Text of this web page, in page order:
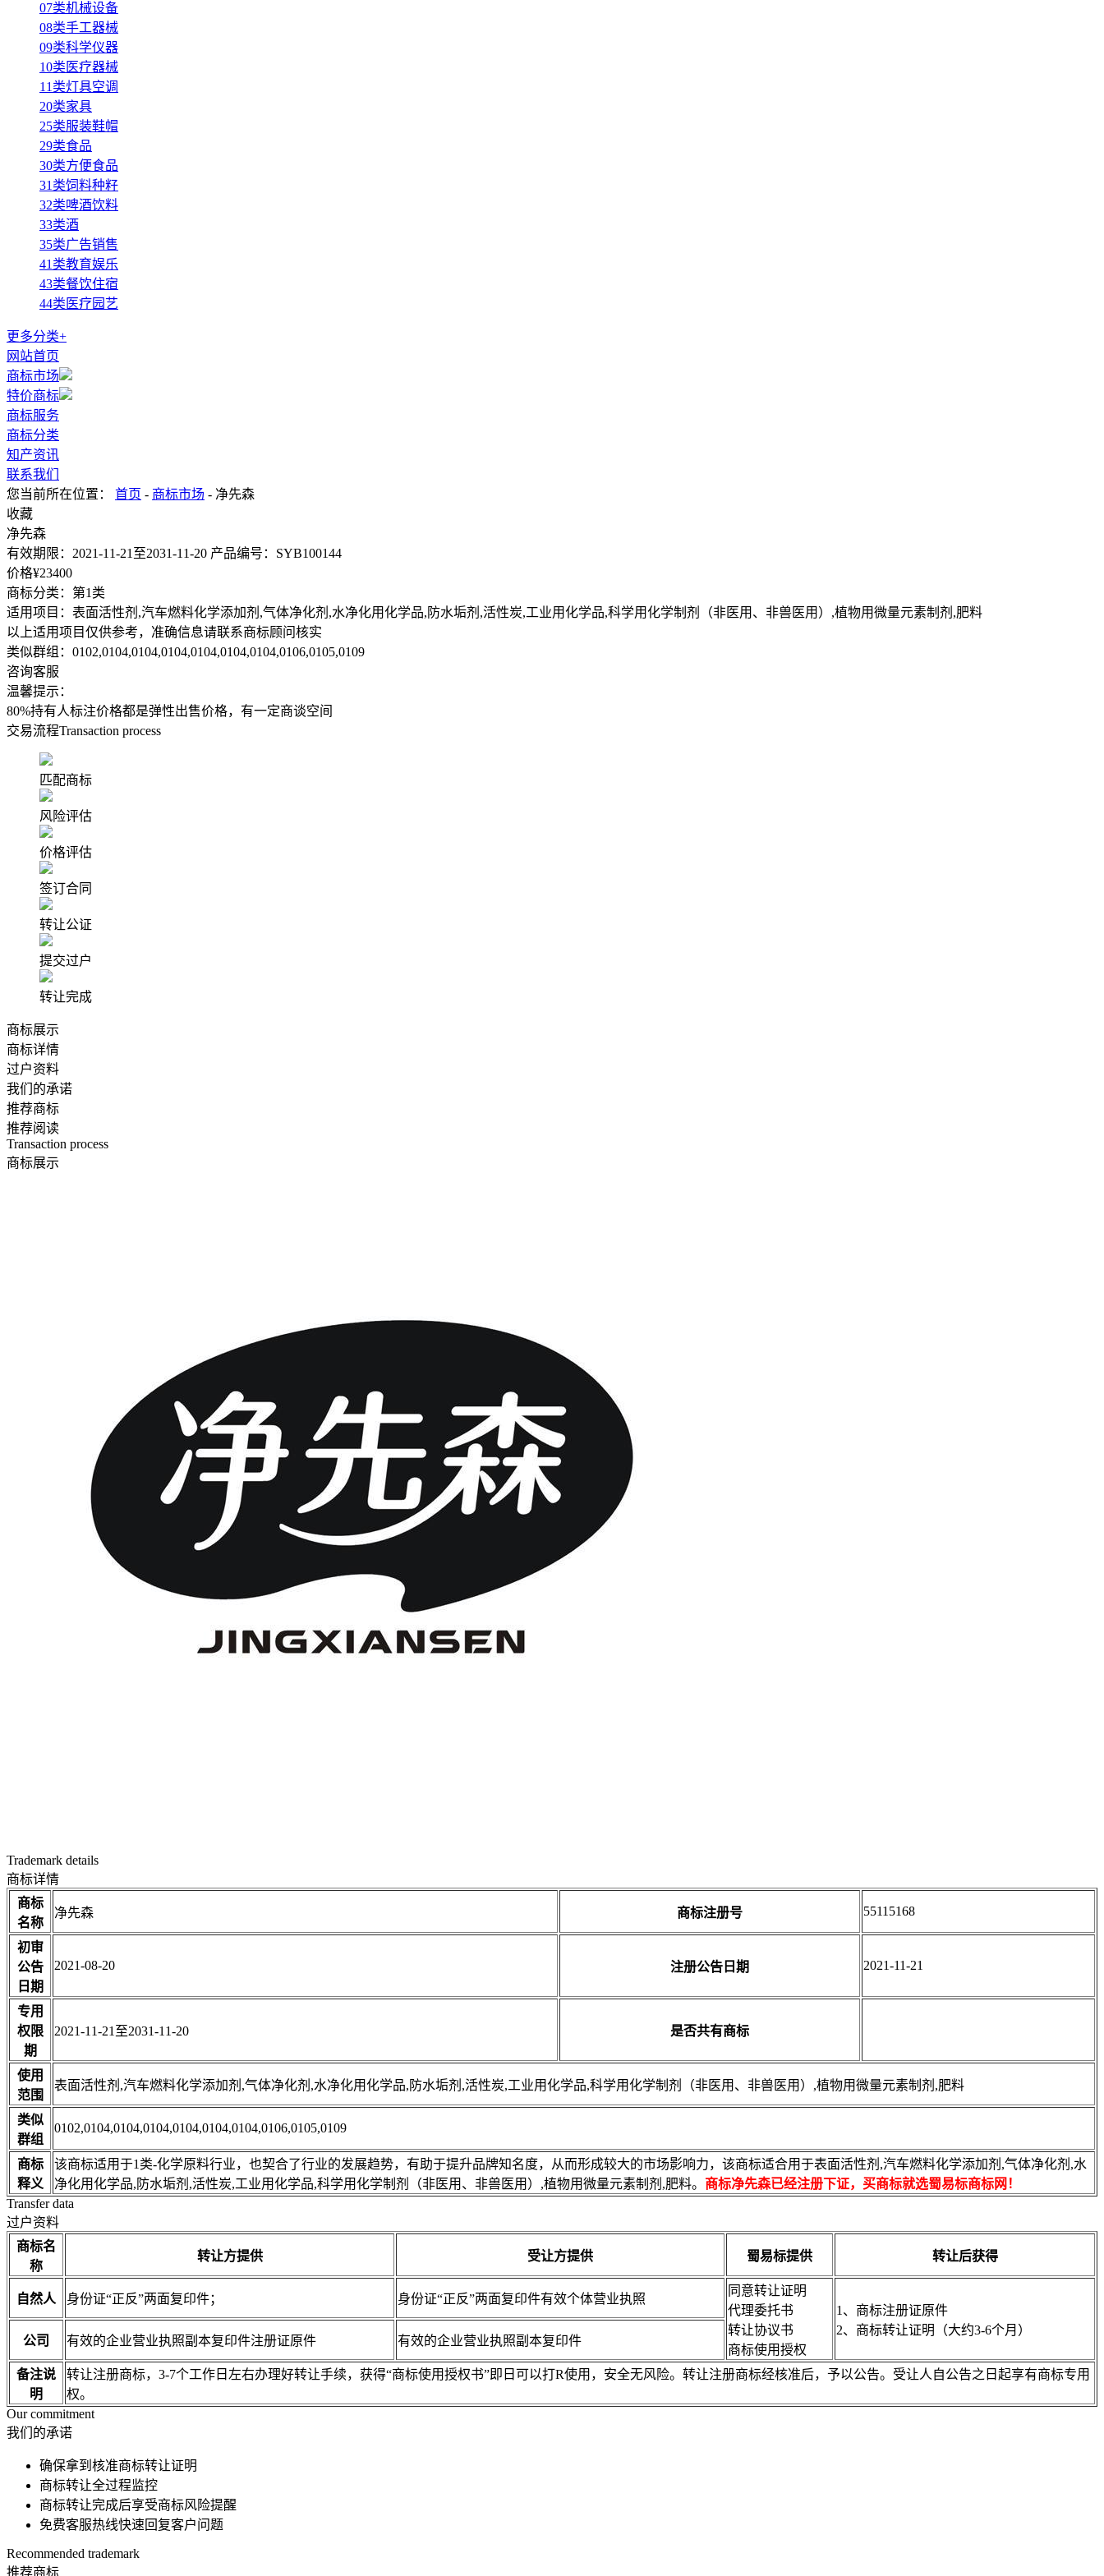
07类机械设备
08类手工器械
09类科学仪器
10类医疗器械
11类灯具空调
20类家具
25类服装鞋帽
29类食品
30类方便食品
31类饲料种籽
32类啤酒饮料
33类酒
35类广告销售
41类教育娱乐
43类餐饮住宿
44类医疗园艺
更多分类+
网站首页
商标市场
特价商标
商标服务
商标分类
知产资讯
联系我们
您当前所在位置： 首页 - 商标市场 - 净先森
收藏
净先森
有效期限： 2021-11-21至2031-11-20 产品编号： SYB100144
价格¥23400
商标分类： 第1类
适用项目： 表面活性剂,汽车燃料化学添加剂,气体净化剂,水净化用化学品,防水垢剂,活性炭,工业用化学品,科学用化学制剂（非医用、非兽医用）,植物用微量元素制剂,肥料
以上适用项目仅供参考，准确信息请联系商标顾问核实
类似群组： 0102,0104,0104,0104,0104,0104,0104,0106,0105,0109
咨询客服
温馨提示：
80%持有人标注价格都是弹性出售价格，有一定商谈空间
交易流程Transaction process
匹配商标
风险评估
价格评估
签订合同
转让公证
提交过户
转让完成
商标展示
商标详情
过户资料
我们的承诺
推荐商标
推荐阅读
Transaction process
商标展示
Trademark details
商标详情
商标
名称
净先森 商标注册号 55115168
初审
公告
日期
2021-08-20 注册公告日期 2021-11-21
专用
权限
期
2021-11-21至2031-11-20 是否共有商标
使用
范围
表面活性剂,汽车燃料化学添加剂,气体净化剂,水净化用化学品,防水垢剂,活性炭,工业用化学品,科学用化学制剂（非医用、非兽医用）,植物用微量元素制剂,肥料
类似
群组
0102,0104,0104,0104,0104,0104,0104,0106,0105,0109
商标
释义
该商标适用于1类-化学原料行业，也契合了行业的发展趋势，有助于提升品牌知名度，从而形成较大的市场影响力，该商标适合用于表面活性剂,汽车燃料化学添加剂,气体净化剂,水
净化用化学品,防水垢剂,活性炭,工业用化学品,科学用化学制剂（非医用、非兽医用）,植物用微量元素制剂,肥料。 商标净先森已经注册下证，买商标就选蜀易标商标网！
Transfer data
过户资料
商标名
称
转让方提供 受让方提供 蜀易标提供 转让后获得
自然人 身份证“正反”两面复印件； 身份证“正反”两面复印件有效个体营业执照
同意转让证明
代理委托书
转让协议书
商标使用授权
1、商标注册证原件
2、商标转让证明（大约3-6个月）
公司 有效的企业营业执照副本复印件注册证原件 有效的企业营业执照副本复印件
备注说
明
转让注册商标，3-7个工作日左右办理好转让手续，获得“商标使用授权书”即日可以打R使用，安全无风险。转让注册商标经核准后，予以公告。受让人自公告之日起享有商标专用
权。
Our commitment
我们的承诺
确保拿到核准商标转让证明
商标转让全过程监控
商标转让完成后享受商标风险提醒
免费客服热线快速回复客户问题
Recommended trademark
推荐商标